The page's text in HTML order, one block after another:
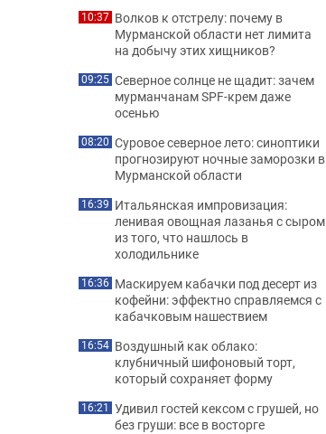
10:37 Волков к отстрелу: почему в
Мурманской области нет лимита
на добычу этих хищников?
09:25 Северное солнце не щадит: зачем
мурманчанам SPF-крем даже
осенью
08:20 Суровое северное лето: синоптики
прогнозируют ночные заморозки в
Мурманской области
16:39 Итальянская импровизация:
ленивая овощная лазанья с сыром
из того, что нашлось в
холодильнике
16:36 Маскируем кабачки под десерт из
кофейни: эффектно справляемся с
кабачковым нашествием
16:54 Воздушный как облако:
клубничный шифоновый торт,
который сохраняет форму
16:21 Удивил гостей кексом с грушей, но
без груши: все в восторге